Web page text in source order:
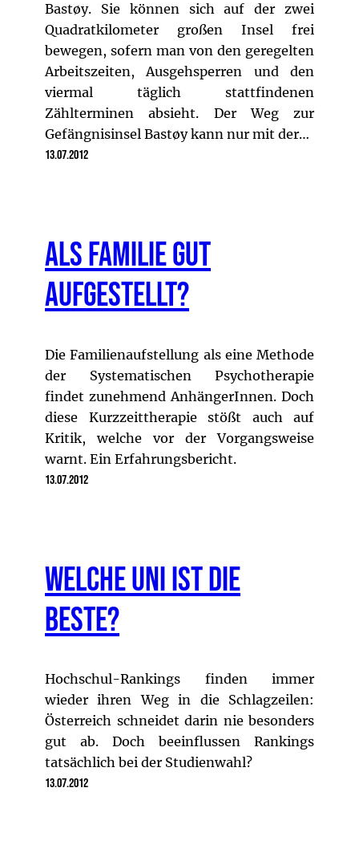
Bastøy. Sie können sich auf der zwei
Quadratkilometer großen Insel frei
bewegen, sofern man von den geregelten
Arbeitszeiten, Ausgehsperren und den
viermal täglich stattfindenen
Zählterminen absieht. Der Weg zur
Gefängnisinsel Bastøy kann nur mit der…
13.07.2012
Als Familie gut
aufgestellt?
Die Familienaufstellung als eine Methode
der Systematischen Psychotherapie
findet zunehmend AnhängerInnen. Doch
diese Kurzzeittherapie stößt auch auf
Kritik, welche vor der Vorgangsweise
warnt. Ein Erfahrungsbericht.
13.07.2012
Welche Uni ist die
beste?
Hochschul-Rankings finden immer
wieder ihren Weg in die Schlagzeilen:
Österreich schneidet darin nie besonders
gut ab. Doch beeinflussen Rankings
tatsächlich bei der Studienwahl?
13.07.2012